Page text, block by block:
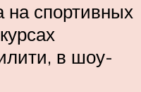
на спортивных
в шоу-